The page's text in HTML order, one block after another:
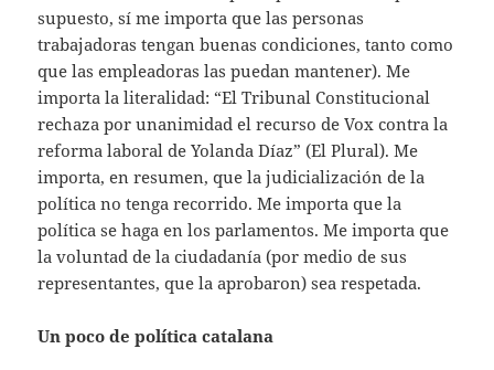
supuesto, sí me importa que las personas
trabajadoras tengan buenas condiciones, tanto como
que las empleadoras las puedan mantener). Me
importa la literalidad: “El Tribunal Constitucional
rechaza por unanimidad el recurso de Vox contra la
reforma laboral de Yolanda Díaz” (El Plural). Me
importa, en resumen, que la judicialización de la
política no tenga recorrido. Me importa que la
política se haga en los parlamentos. Me importa que
la voluntad de la ciudadanía (por medio de sus
representantes, que la aprobaron) sea respetada.
Un poco de política catalana